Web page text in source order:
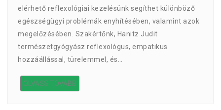
elérhető reflexológiai kezelésünk segíthet különböző
egészségügyi problémák enyhítésében, valamint azok
megelőzésében. Szakértőnk, Hanitz Judit
természetgyógyász reflexológus, empatikus
hozzáállással, türelemmel, és…
OLVASS TOVÁBB